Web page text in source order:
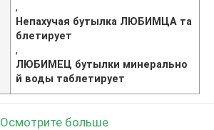
,
Непахучая бутылка ЛЮБИМЦА та
блетирует
,
ЛЮБИМЕЦ бутылки минерально
й воды таблетирует
Осмотрите больше